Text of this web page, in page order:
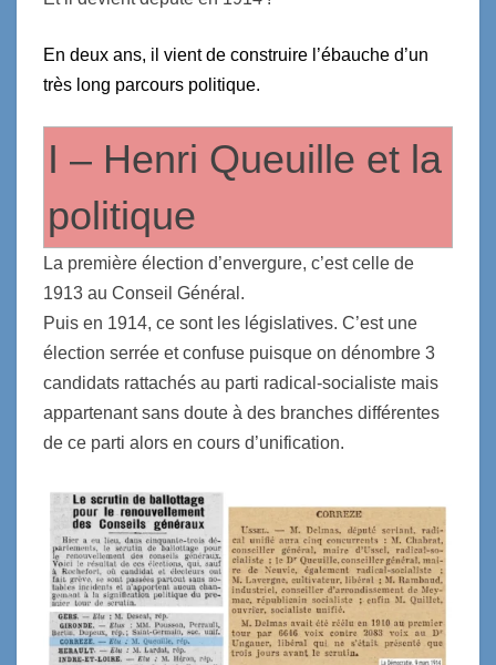
En deux ans, il vient de construire l’ébauche d’un
très long parcours politique.
I – Henri Queuille et la
politique
La première élection d’envergure, c’est celle de
1913 au Conseil Général.
Puis en 1914, ce sont les législatives. C’est une
élection serrée et confuse puisque on dénombre 3
candidats rattachés au parti radical-socialiste mais
appartenant sans doute à des branches différentes
de ce parti alors en cours d’unification.